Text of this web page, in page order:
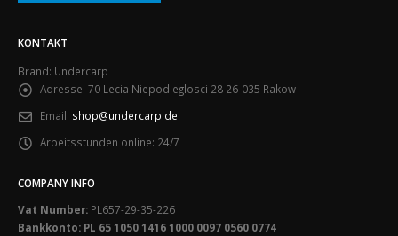
KONTAKT
Brand: Undercarp
Adresse: 70 Lecia Niepodleglosci 28 26-035 Rakow
Email: shop@undercarp.de
Arbeitsstunden online: 24/7
COMPANY INFO
Vat Number: PL657-29-35-226
Bankkonto: PL 65 1050 1416 1000 0097 0560 0774